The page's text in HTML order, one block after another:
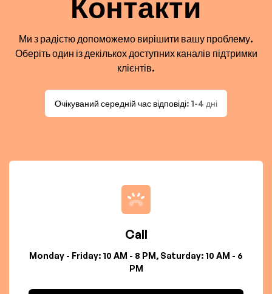
Контакти
Ми з радістю допоможемо вирішити вашу проблему.
Оберіть один із декількох доступних каналів підтримки
клієнтів.
Очікуваний середній час відповіді: 1-4 дні
Call
Monday - Friday: 10 AM - 8 PM, Saturday: 10 AM - 6
PM